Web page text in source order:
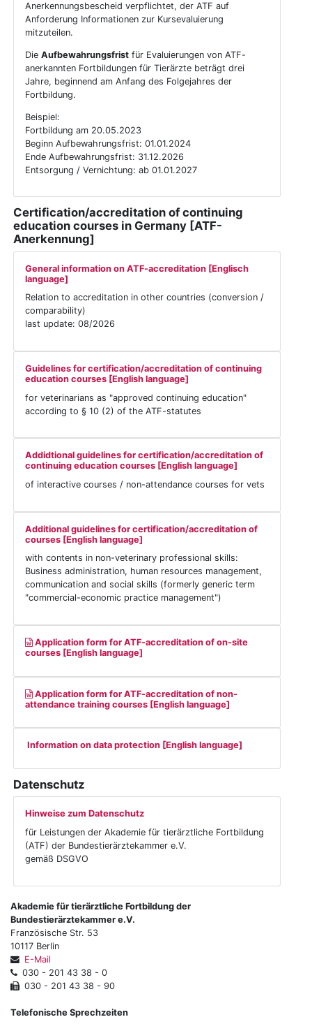
Anerkennungsbescheid verpflichtet, der ATF auf
Anforderung Informationen zur Kursevaluierung
mitzuteilen.
DieAufbewahrungsfrist für Evaluierungen von ATF-
anerkannten Fortbildungen für Tierärzte beträgt drei
Jahre, beginnend am Anfang des Folgejahres der
Fortbildung.
Beispiel:
Fortbildung am 20.05.2023
Beginn Aufbewahrungsfrist: 01.01.2024
Ende Aufbewahrungsfrist: 31.12.2026
Entsorgung / Vernichtung: ab 01.01.2027
Certification/accreditation of continuing
education courses in Germany [ATF-
Anerkennung]
General information on ATF-accreditation [Englisch
language]
Relation to accreditation in other countries (conversion /
comparability)
last update: 08/2026
Guidelines for certification/accreditation of continuing
education courses [English language]
for veterinarians as "approved continuing education"
according to § 10 (2) of the ATF-statutes
Addidtional guidelines for certification/accreditation of
continuing education courses [English language]
of interactive courses / non-attendance courses for vets
Additional guidelines for certification/accreditation of
courses [English language]
with contents in non-veterinary professional skills:
Business administration, human resources management,
communication and social skills (formerly generic term
"commercial-economic practice management")
Application form for ATF-accreditation of on-site
courses [English language]
Application form for ATF-accreditation of non-
attendance training courses [English language]
Information on data protection [English language]
Datenschutz
Hinweise zum Datenschutz
für Leistungen der Akademie für tierärztliche Fortbildung
(ATF) der Bundestierärztekammer e.V.
gemäß DSGVO
Akademie für tierärztliche Fortbildung der
Bundestierärztekammer e.V.
Französische Str. 53
10117 Berlin
E-Mail
030 - 201 43 38 - 0
030 - 201 43 38 - 90
Telefonische Sprechzeiten